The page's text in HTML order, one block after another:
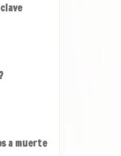
a muerte